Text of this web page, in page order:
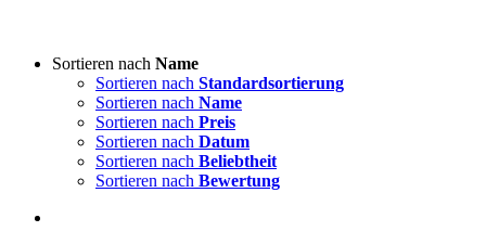
Sortieren nach Name
Sortieren nach Standardsortierung
Sortieren nach Name
Sortieren nach Preis
Sortieren nach Datum
Sortieren nach Beliebtheit
Sortieren nach Bewertung